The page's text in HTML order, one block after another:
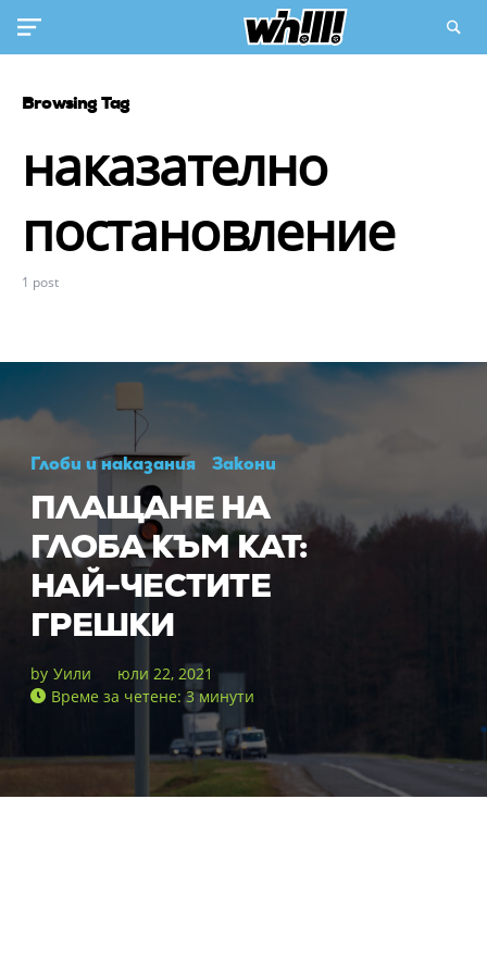
Browsing Tag
наказателно
постановление
1 post
Глоби и наказания Закони
ПЛАЩАНЕ НА
ГЛОБА КЪМ КАТ:
НАЙ-ЧЕСТИТЕ
ГРЕШКИ
by Уили
юли 22, 2021
Време за четене: 3 минути